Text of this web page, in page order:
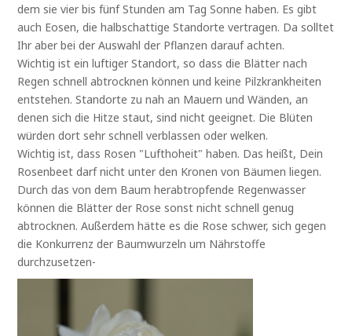
dem sie vier bis fünf Stunden am Tag Sonne haben. Es gibt
auch Eosen, die halbschattige Standorte vertragen. Da solltet
Ihr aber bei der Auswahl der Pflanzen darauf achten.
Wichtig ist ein luftiger Standort, so dass die Blätter nach
Regen schnell abtrocknen können und keine Pilzkrankheiten
entstehen. Standorte zu nah an Mauern und Wänden, an
denen sich die Hitze staut, sind nicht geeignet. Die Blüten
würden dort sehr schnell verblassen oder welken.
Wichtig ist, dass Rosen "Lufthoheit" haben. Das heißt, Dein
Rosenbeet darf nicht unter den Kronen von Bäumen liegen.
Durch das von dem Baum herabtropfende Regenwasser
können die Blätter der Rose sonst nicht schnell genug
abtrocknen. Außerdem hätte es die Rose schwer, sich gegen
die Konkurrenz der Baumwurzeln um Nährstoffe
durchzusetzen-